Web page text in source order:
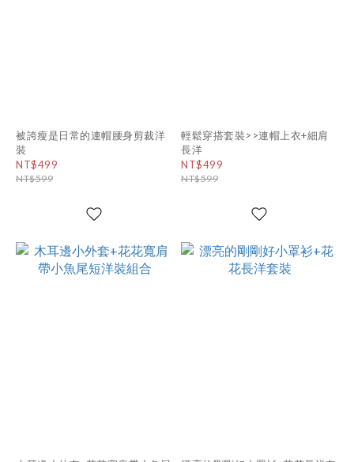
被誇瘦是日常的連帽腰身剪裁洋
裝
NT$499
NT$599
輕鬆穿搭套裝>>連帽上衣+細肩
長洋
NT$499
NT$599